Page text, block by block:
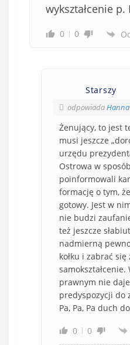
wykształcenie
0 0
Starszy
odpowiadaHanna
Żenujący, to jest
musi jeszcze
urzędu
Ostrowa w
poinformowali
formację o tym,
gotowy. Jest w
nie budzi
też jeszcze
nadmierną
kołku i zabrać
prawnym nie
predyspozycji do
Pa, Pa, Pa duch
0 0